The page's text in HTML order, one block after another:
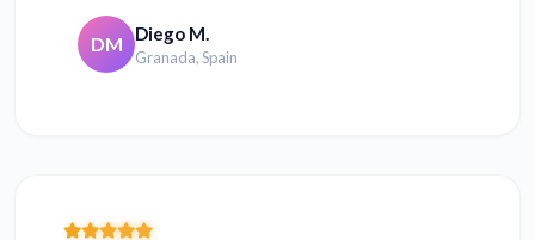
DM Diego M.
Granada, Spain